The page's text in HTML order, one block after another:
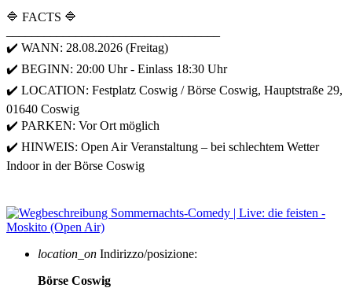
🔷 FACTS 🔷
✔️ WANN: 28.08.2026 (Freitag)
✔️ BEGINN: 20:00 Uhr - Einlass 18:30 Uhr
✔️ LOCATION: Festplatz Coswig / Börse Coswig, Hauptstraße 29,
01640 Coswig
✔️ PARKEN: Vor Ort möglich
✔️ HINWEIS: Open Air Veranstaltung – bei schlechtem Wetter
Indoor in der Börse Coswig
location_on Indirizzo/posizione:
Börse Coswig